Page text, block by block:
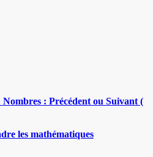
Nombres : Précédent ou Suivant (
les mathématiques